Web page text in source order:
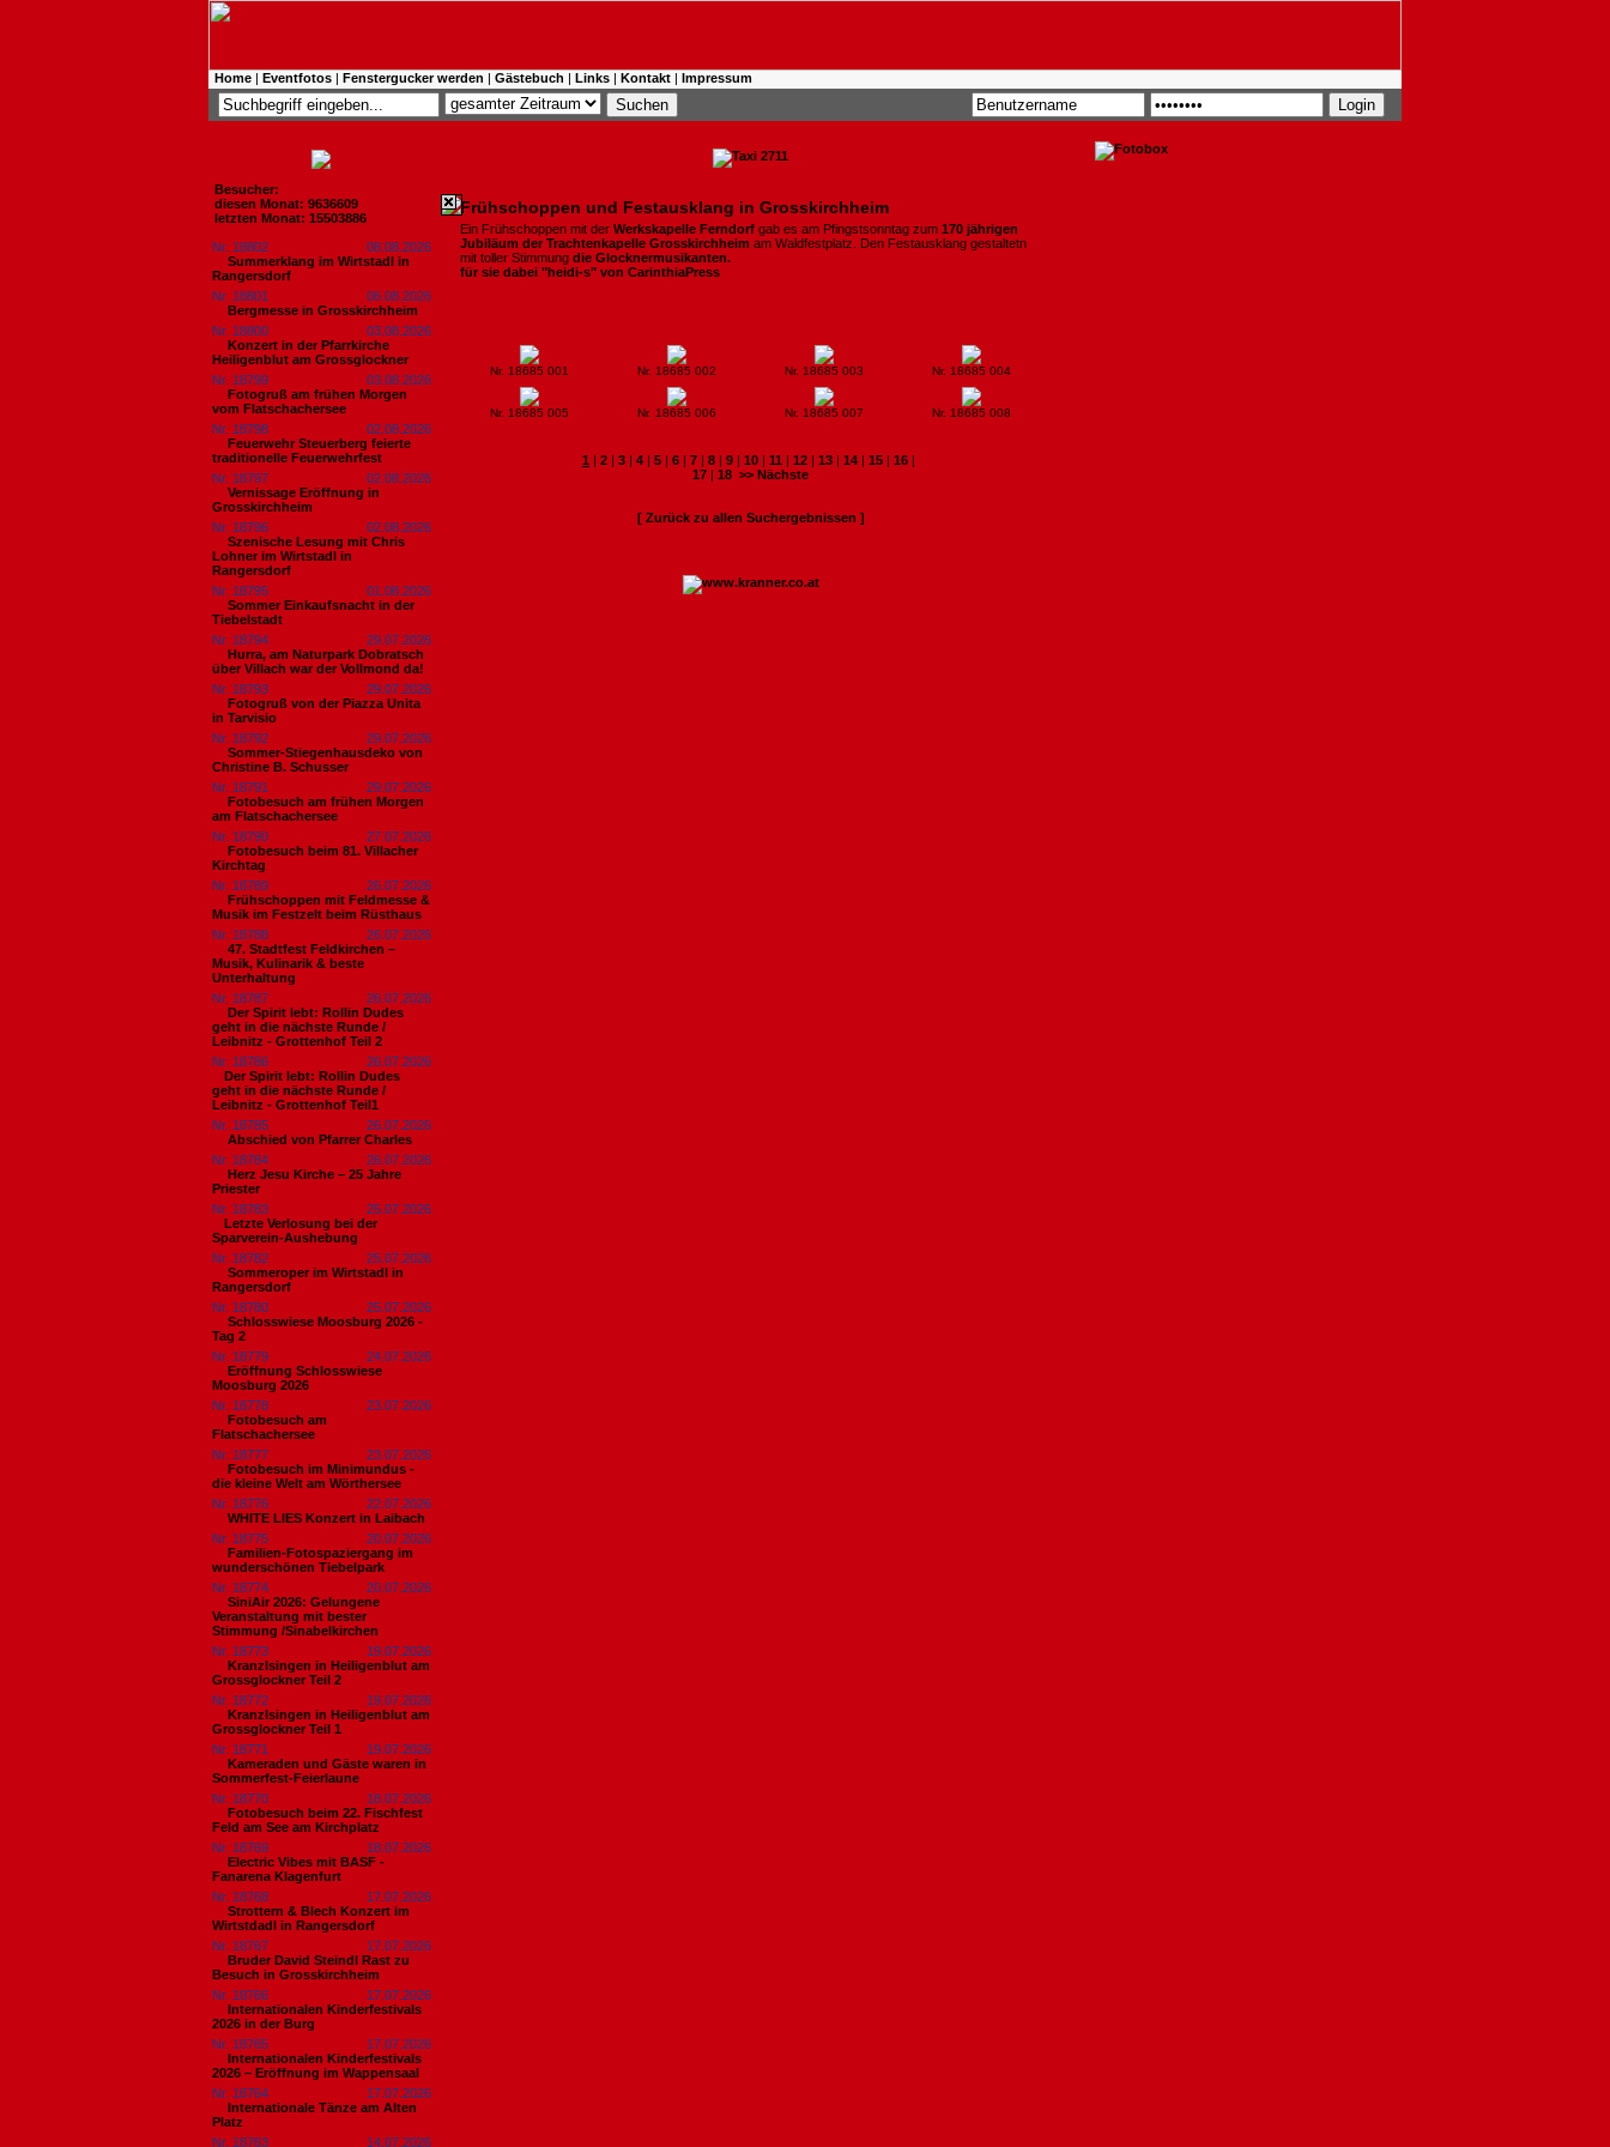
Home | Eventfotos | Fenstergucker werden | Gästebuch | Links | Kontakt | Impressum
Besucher:
diesen Monat: 9636609
letzten Monat: 15503886
Nr. 18802
08.08.2026
Summerklang im Wirtstadl in
Rangersdorf
Nr. 18801
06.08.2026
Bergmesse in Grosskirchheim
Nr. 18800
03.08.2026
Konzert in der Pfarrkirche
Heiligenblut am Grossglockner
Nr. 18799
03.08.2026
Fotogruß am frühen Morgen
vom Flatschachersee
Nr. 18798
02.08.2026
Feuerwehr Steuerberg feierte
traditionelle Feuerwehrfest
Nr. 18797
02.08.2026
Vernissage Eröffnung in
Grosskirchheim
Nr. 18796
02.08.2026
Szenische Lesung mit Chris
Lohner im Wirtstadl in
Rangersdorf
Nr. 18795
01.08.2026
Sommer Einkaufsnacht in der
Tiebelstadt
Nr. 18794
29.07.2026
Hurra, am Naturpark Dobratsch
über Villach war der Vollmond da!
Nr. 18793
29.07.2026
Fotogruß von der Piazza Unita
in Tarvisio
Nr. 18792
29.07.2026
Sommer-Stiegenhausdeko von
Christine B. Schusser
Nr. 18791
29.07.2026
Fotobesuch am frühen Morgen
am Flatschachersee
Nr. 18790
27.07.2026
Fotobesuch beim 81. Villacher
Kirchtag
Nr. 18789
26.07.2026
Frühschoppen mit Feldmesse &
Musik im Festzelt beim Rüsthaus
Nr. 18788
26.07.2026
47. Stadtfest Feldkirchen –
Musik, Kulinarik & beste
Unterhaltung
Nr. 18787
26.07.2026
Der Spirit lebt: Rollin Dudes
geht in die nächste Runde /
Leibnitz - Grottenhof Teil 2
Nr. 18786
26.07.2026
​Der Spirit lebt: Rollin Dudes
geht in die nächste Runde /
Leibnitz - Grottenhof Teil1
Nr. 18785
26.07.2026
Abschied von Pfarrer Charles
Nr. 18784
26.07.2026
Herz Jesu Kirche – 25 Jahre
Priester
Nr. 18783
25.07.2026
​Letzte Verlosung bei der
Sparverein-Aushebung
Nr. 18782
25.07.2026
Sommeroper im Wirtstadl in
Rangersdorf
Nr. 18780
25.07.2026
Schlosswiese Moosburg 2026 -
Tag 2
Nr. 18779
24.07.2026
Eröffnung Schlosswiese
Moosburg 2026
Nr. 18778
23.07.2026
Fotobesuch am
Flatschachersee
Nr. 18777
23.07.2026
Fotobesuch im Minimundus -
die kleine Welt am Wörthersee
Nr. 18776
22.07.2026
WHITE LIES Konzert in Laibach
Nr. 18775
20.07.2026
Familien-Fotospaziergang im
wunderschönen Tiebelpark
Nr. 18774
20.07.2026
SiniAir 2026: Gelungene
Veranstaltung mit bester
Stimmung /Sinabelkirchen
Nr. 18773
19.07.2026
Kranzlsingen in Heiligenblut am
Grossglockner Teil 2
Nr. 18772
19.07.2026
Kranzlsingen in Heiligenblut am
Grossglockner Teil 1
Nr. 18771
19.07.2026
Kameraden und Gäste waren in
Sommerfest-Feierlaune
Nr. 18770
18.07.2026
Fotobesuch beim 22. Fischfest
Feld am See am Kirchplatz
Nr. 18769
18.07.2026
Electric Vibes mit BASF -
Fanarena Klagenfurt
Nr. 18768
17.07.2026
Strottern & Blech Konzert im
Wirtstdadl in Rangersdorf
Nr. 18767
17.07.2026
Bruder David Steindl Rast zu
Besuch in Grosskirchheim
Nr. 18766
17.07.2026
Internationalen Kinderfestivals
2026 in der Burg
Nr. 18765
17.07.2026
Internationalen Kinderfestivals
2026 – Eröffnung im Wappensaal
Nr. 18764
17.07.2026
Internationale Tänze am Alten
Platz
Nr. 18763
14.07.2026
Frühschoppen und Festausklang in Grosskirchheim
Ein Frühschoppen mit der Werkskapelle Ferndorf gab es am Pfingstsonntag zum 170 jährigen
Jubiläum der Trachtenkapelle Grosskirchheim am Waldfestplatz. Den Festausklang gestaltetn
mit toller Stimmung die Glocknermusikanten.
für sie dabei "heidi-s" von CarinthiaPress
Nr. 18685 001 Nr. 18685 002 Nr. 18685 003 Nr. 18685 004
Nr. 18685 005 Nr. 18685 006 Nr. 18685 007 Nr. 18685 008
1 | 2 | 3 | 4 | 5 | 6 | 7 | 8 | 9 | 10 | 11 | 12 | 13 | 14 | 15 | 16 |
17 | 18 >> Nächste
[ Zurück zu allen Suchergebnissen ]